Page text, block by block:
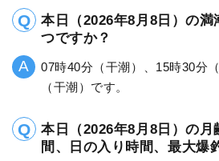
本日（2026年8月8日）の
つですか？
07時40分（干潮）、15時30分
（干潮）です。
本日（2026年8月8日）の
間、日の入り時間、最大爆